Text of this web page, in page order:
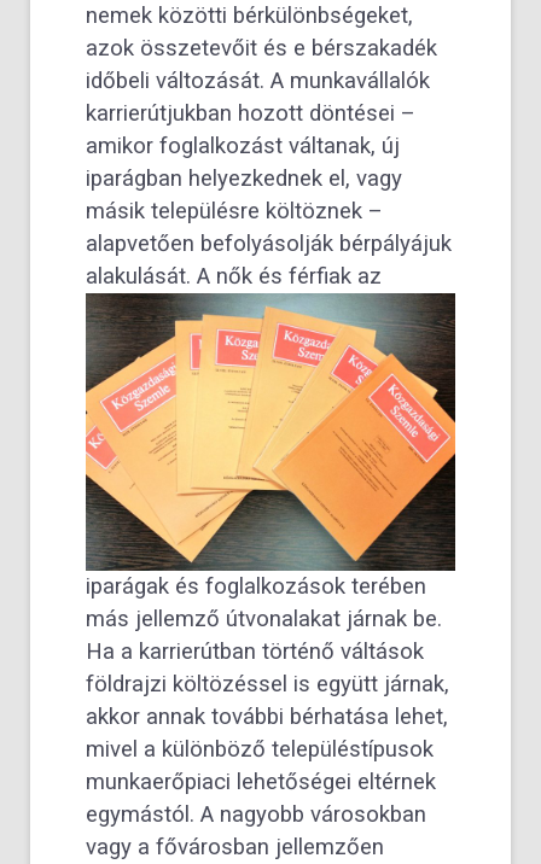
nemek közötti bérkülönbségeket,
azok összetevőit és e bérszakadék
időbeli változását. A munkavállalók
karrierútjukban hozott döntései –
amikor foglalkozást váltanak, új
iparágban helyezkednek el, vagy
másik településre költöznek –
alapvetően befolyásolják bérpályájuk
alakulását. A nők és férfiak az
iparágak és foglalkozások terében
más jellemző útvonalakat járnak be.
Ha a karrierútban történő váltások
földrajzi költözéssel is együtt járnak,
akkor annak további bérhatása lehet,
mivel a különböző településtípusok
munkaerőpiaci lehetőségei eltérnek
egymástól. A nagyobb városokban
vagy a fővárosban jellemzően